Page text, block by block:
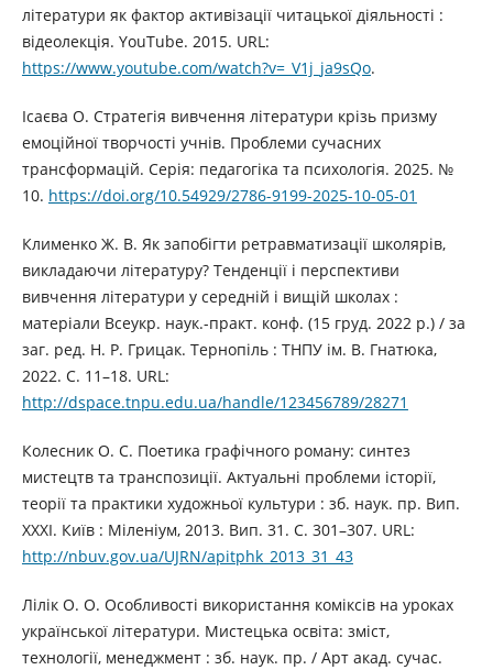
літератури як фактор активізації читацької діяльності :
відеолекція. YouTube. 2015. URL:
https://www.youtube.com/watch?v=_V1j_ja9sQo.
Ісаєва О. Стратегія вивчення літератури крізь призму
емоційної творчості учнів. Проблеми сучасних
трансформацій. Серія: педагогіка та психологія. 2025. №
10. https://doi.org/10.54929/2786-9199-2025-10-05-01
Клименко Ж. В. Як запобігти ретравматизації школярів,
викладаючи літературу? Тенденції і перспективи
вивчення літератури у середній і вищій школах :
матеріали Всеукр. наук.-практ. конф. (15 груд. 2022 р.) / за
заг. ред. Н. Р. Грицак. Тернопіль : ТНПУ ім. В. Гнатюка,
2022. С. 11–18. URL:
http://dspace.tnpu.edu.ua/handle/123456789/28271
Колесник О. С. Поетика графічного роману: синтез
мистецтв та транспозиції. Актуальні проблеми історії,
теорії та практики художньої культури : зб. наук. пр. Вип.
ХХХІ. Київ : Міленіум, 2013. Вип. 31. С. 301–307. URL:
http://nbuv.gov.ua/UJRN/apitphk_2013_31_43
Лілік О. О. Особливості використання коміксів на уроках
української літератури. Мистецька освіта: зміст,
технології, менеджмент : зб. наук. пр. / Арт акад. сучас.